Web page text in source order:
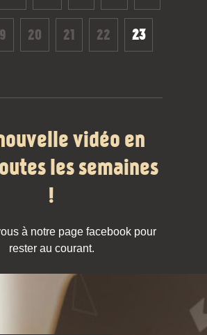
20 21 22 23
vidéo en
les semaines
!
à notre page facebook pour
rester au courant.